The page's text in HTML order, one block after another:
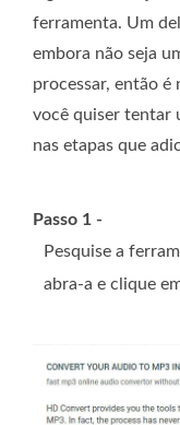
ferramenta. Um
embora não seja
processar, então é
você quiser tentar
nas etapas que
Passo 1 -
Pesquise a
abra-a e clique